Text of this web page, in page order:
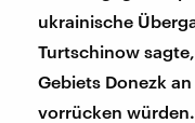
ukrainische
Turtschinow
Gebiets Donezk
vorrücken